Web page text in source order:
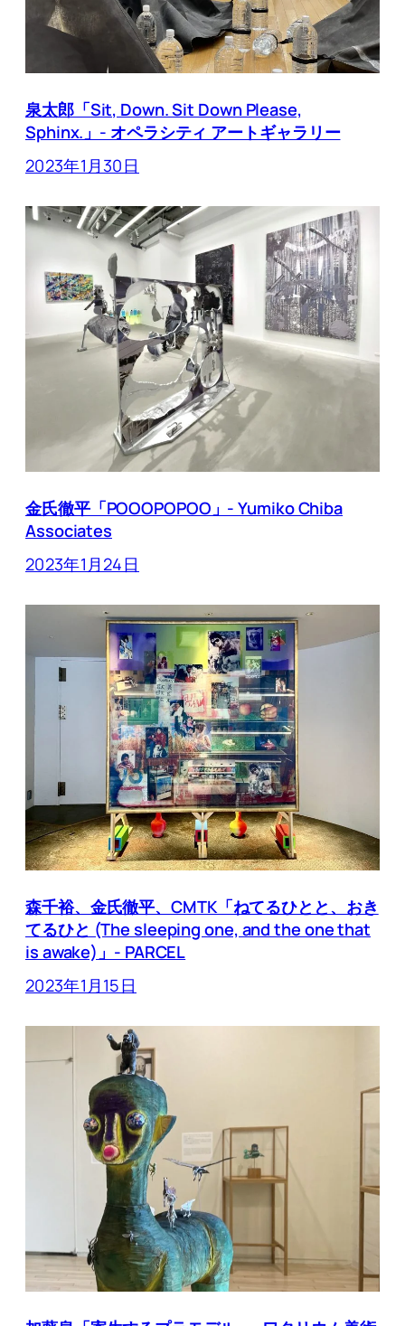
泉太郎「Sit, Down. Sit Down Please,
Sphinx.」- オペラシティ アートギャラリー
2023年1月30日
金氏徹平「POOOPOPOO」- Yumiko Chiba
Associates
2023年1月24日
森千裕、金氏徹平、CMTK「ねてるひとと、おき
てるひと (The sleeping one, and the one that
is awake)」- PARCEL
2023年1月15日